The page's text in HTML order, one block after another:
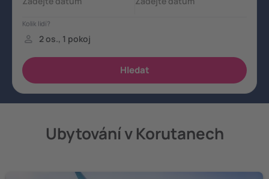
Ubytování v Korutanech